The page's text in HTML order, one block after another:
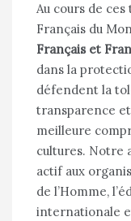
Au cours de
Français du
Français et
dans la
défendent la
transparence
meilleure
cultures. Notre
actif aux
de l’Homme,
internationale